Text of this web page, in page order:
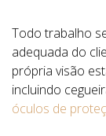
Todo trabalho
adequada do
própria visão
incluindo
óculos de